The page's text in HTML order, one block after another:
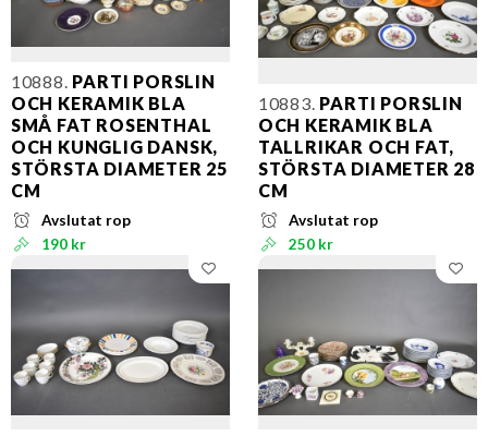
10888. PARTI PORSLIN
OCH KERAMIK BLA
SMÅ FAT ROSENTHAL
OCH KUNGLIG DANSK,
STÖRSTA DIAMETER 25
CM
Avslutat rop
190 kr
10883. PARTI PORSLIN
OCH KERAMIK BLA
TALLRIKAR OCH FAT,
STÖRSTA DIAMETER 28
CM
Avslutat rop
250 kr